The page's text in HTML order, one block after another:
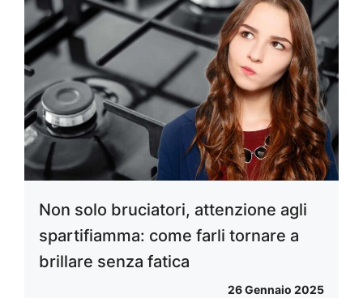
Non solo bruciatori, attenzione agli
spartifiamma: come farli tornare a
brillare senza fatica
26 Gennaio 2025